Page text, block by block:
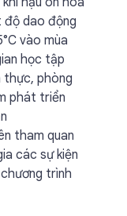
dao động
vào mùa
học tập
thực, phòng
phát triển
tham quan
các sự kiện
trình